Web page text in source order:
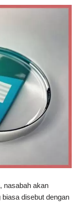
nasabah akan
disebut dengan